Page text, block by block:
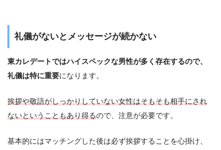
礼儀がないとメッセージが続かない
東カレデートではハイスペックな男性が多く存在するので、
礼儀は特に重要になります。
挨拶や敬語がしっかりしていない女性はそもそも相手にされ
ないということもあり得るので、注意が必要です。
基本的にはマッチングした後は必ず挨拶することを心掛け、